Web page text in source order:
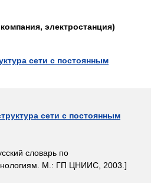
электростанция)
сети с постоянным
сети с постоянным
словарь по
М.: ГП ЦНИИС, 2003.]